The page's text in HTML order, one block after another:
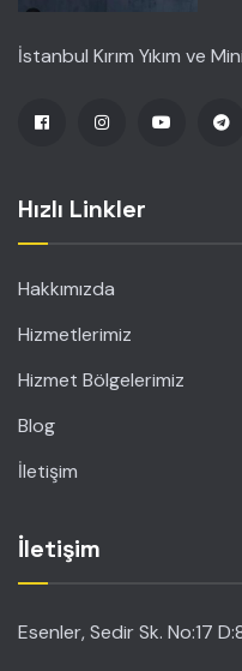
İstanbul Kırım Yıkım ve
Hızlı Linkler
Hakkımızda
Hizmetlerimiz
Hizmet Bölgelerimiz
Blog
İletişim
İletişim
Esenler, Sedir Sk. No:17